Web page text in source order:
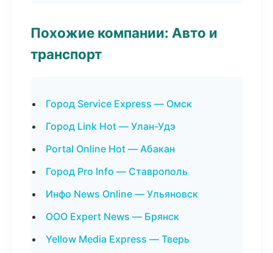
Похожие компании: Авто и
транспорт
Город Service Express — Омск
Город Link Hot — Улан-Удэ
Portal Online Hot — Абакан
Город Pro Info — Ставрополь
Инфо News Online — Ульяновск
ООО Expert News — Брянск
Yellow Media Express — Тверь